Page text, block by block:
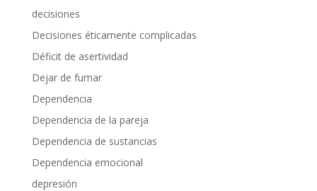
decisiones
Decisiones éticamente complicadas
Déficit de asertividad
Dejar de fumar
Dependencia
Dependencia de la pareja
Dependencia de sustancias
Dependencia emocional
depresión